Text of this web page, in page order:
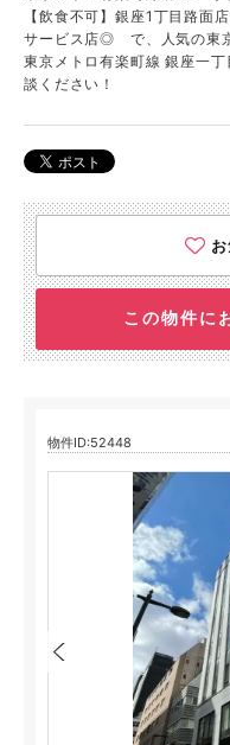
【飲食不可】銀座1丁目路面
サービス店◎ で、人気の東
東京メトロ有楽町線 銀座一
談ください！
この物件に
物件ID:52448